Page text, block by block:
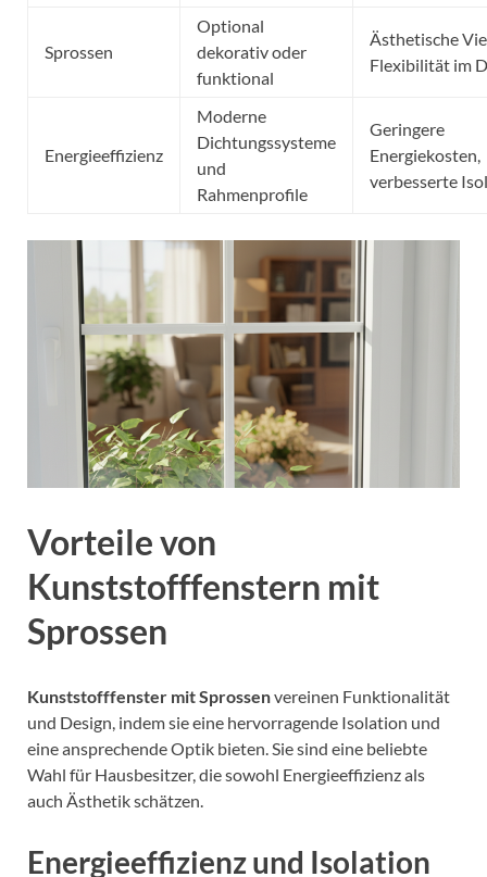
Sprossen
Optional
dekorativ oder
funktional
Ästhetische
Flexibilität im
Energieeffizienz
Moderne
Dichtungssysteme
und
Rahmenprofile
Geringere
Energiekosten,
verbesserte
Vorteile von
Kunststofffenstern mit
Sprossen
Kunststofffenster mit Sprossenvereinen Funktionalität
und Design, indem sie eine hervorragende Isolation und
eine ansprechende Optik bieten. Sie sind eine beliebte
Wahl für Hausbesitzer, die sowohl Energieeffizienz als
auch Ästhetik schätzen.
Energieeffizienz und Isolation